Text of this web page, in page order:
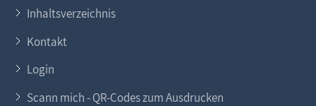
Inhaltsverzeichnis
Kontakt
Login
Scann mich - QR-Codes zum Ausdrucken